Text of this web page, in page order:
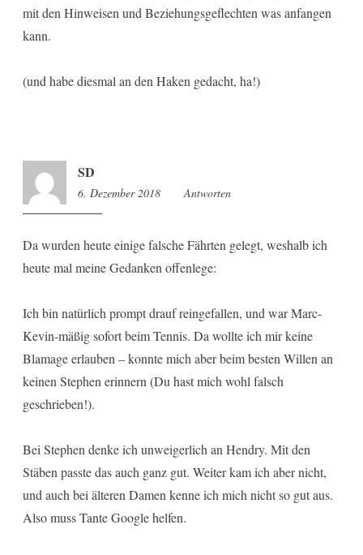
mit den Hinweisen und Beziehungsgeflechten was anfangen
kann.
(und habe diesmal an den Haken gedacht, ha!)
SD
6. Dezember 2018 10:41
Antworten
Da wurden heute einige falsche Fährten gelegt, weshalb ich
heute mal meine Gedanken offenlege:
Ich bin natürlich prompt drauf reingefallen, und war Marc-
Kevin-mäßig sofort beim Tennis. Da wollte ich mir keine
Blamage erlauben – konnte mich aber beim besten Willen an
keinen Stephen erinnern (Du hast mich wohl falsch
geschrieben!).
Bei Stephen denke ich unweigerlich an Hendry. Mit den
Stäben passte das auch ganz gut. Weiter kam ich aber nicht,
und auch bei älteren Damen kenne ich mich nicht so gut aus.
Also muss Tante Google helfen.